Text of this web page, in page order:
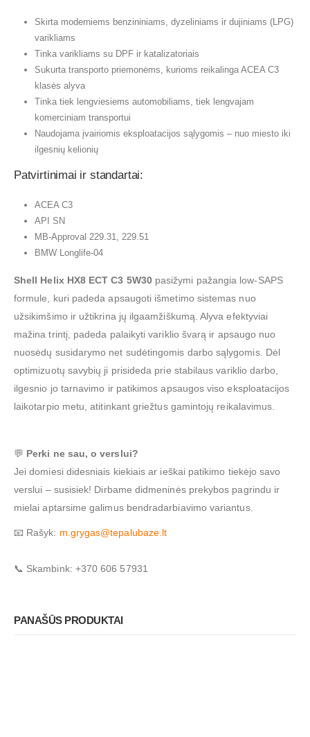
Skirta moderniems benzininiams, dyzeliniams ir dujiniams (LPG)
varikliams
Tinka varikliams su DPF ir katalizatoriais
Sukurta transporto priemonėms, kurioms reikalinga ACEA C3
klasės alyva
Tinka tiek lengviesiems automobiliams, tiek lengvajam
komerciniam transportui
Naudojama įvairiomis eksploatacijos sąlygomis – nuo miesto iki
ilgesnių kelionių
Patvirtinimai ir standartai:
ACEA C3
API SN
MB-Approval 229.31, 229.51
BMW Longlife-04
Shell Helix HX8 ECT C3 5W30pasižymi pažangia low-SAPS
formule, kuri padeda apsaugoti išmetimo sistemas nuo
užsikimšimo ir užtikrina jų ilgaamžiškumą. Alyva efektyviai
mažina trintį, padeda palaikyti variklio švarą ir apsaugo nuo
nuosėdų susidarymo net sudėtingomis darbo sąlygomis. Dėl
optimizuotų savybių ji prisideda prie stabilaus variklio darbo,
ilgesnio jo tarnavimo ir patikimos apsaugos viso eksploatacijos
laikotarpio metu, atitinkant griežtus gamintojų reikalavimus.
💬 Perki ne sau, o verslui?
Jei domiesi didesniais kiekiais ar ieškai patikimo tiekėjo savo
verslui – susisiek! Dirbame didmeninės prekybos pagrindu ir
mielai aptarsime galimus bendradarbiavimo variantus.
📧 Rašyk: m.grygas@tepalubaze.lt
📞 Skambink: +370 606 57931
PANAŠŪS PRODUKTAI